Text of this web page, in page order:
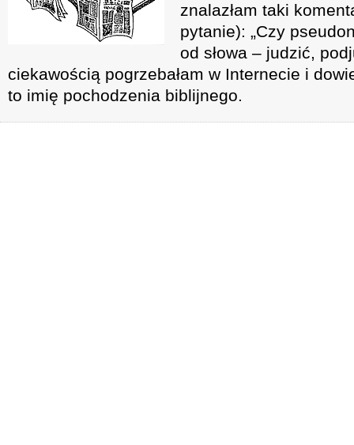
znalazłam taki
pytanie): „Czy
od słowa – judzić,
ciekawością pogrzebałam w Internecie i
to imię pochodzenia biblijnego.